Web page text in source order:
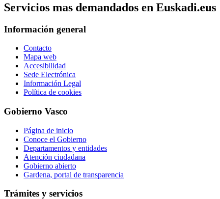
Servicios mas demandados en Euskadi.eus
Información general
Contacto
Mapa web
Accesibilidad
Sede Electrónica
Información Legal
Política de cookies
Gobierno Vasco
Página de inicio
Conoce el Gobierno
Departamentos y entidades
Atención ciudadana
Gobierno abierto
Gardena, portal de transparencia
Trámites y servicios